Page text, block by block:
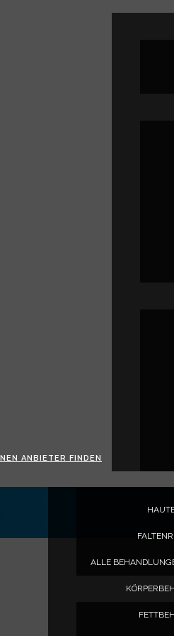
ALLE
ANBIETER FINDEN